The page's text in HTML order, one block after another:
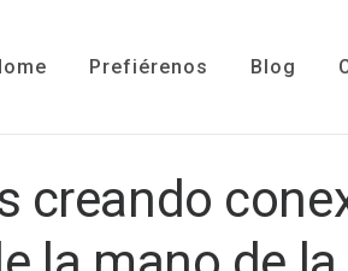
Prefiérenos Blog
creando